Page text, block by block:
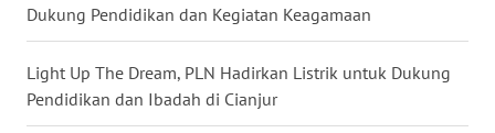
Dukung Pendidikan dan Kegiatan Keagamaan
Light Up The Dream, PLN Hadirkan Listrik untuk Dukung
Pendidikan dan Ibadah di Cianjur
WN